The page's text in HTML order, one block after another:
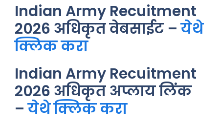
Indian Army Recuitment
2026 अधिकृत वेबसाईट –येथे
क्लिक करा
Indian Army Recuitment
2026 अधिकृत अप्लाय लिंक
–येथे क्लिक करा